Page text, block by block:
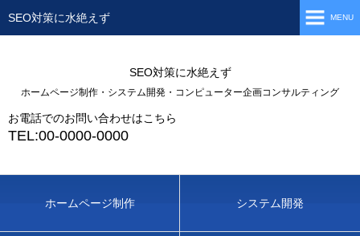
SEO対策に水絶えず
SEO対策に水絶えず
ホームページ制作・システム開発・コンピューター企画コンサルティング
お電話でのお問い合わせはこちら
TEL:00-0000-0000
MENU
会社情報
商品・サービス情報
ニュースリリース
ホームページ制作 システム開発